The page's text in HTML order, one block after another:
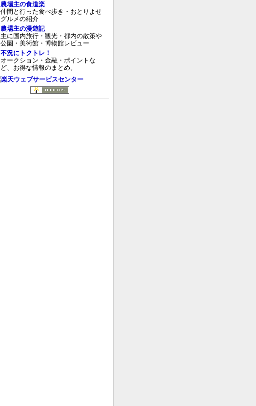
農場主の食道楽
仲間と行った食べ歩き・おとりよせ
グルメの紹介
農場主の漫遊記
主に国内旅行・観光・都内の散策や
公園・美術館・博物館レビュー
不況にトクトレ！
オークション・金融・ポイントな
ど、お得な情報のまとめ。